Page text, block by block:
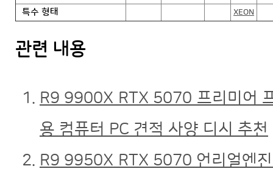
특수 형태 XEON
관련 내용
R9 9900X RTX 5070 프리미어
용 컴퓨터 PC 견적 사양 디시 추천
R9 9950X RTX 5070 언리얼엔